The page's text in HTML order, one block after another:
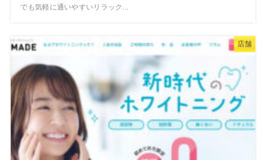
でも気軽に通いやすいリラック...
店舗